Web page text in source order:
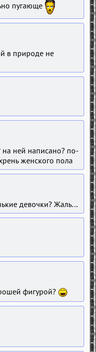
пугающе
в природе не
на ней написано? по-
женского пола
девочки? Жаль...
фигурой?